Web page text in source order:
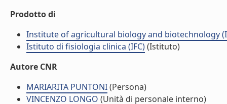
Prodotto di
Institute of agricultural biology and biotechnology
Istituto di fisiologia clinica (IFC)(Istituto)
Autore CNR
MARIARITA PUNTONI(Persona)
VINCENZO LONGO (Unità di personale interno)